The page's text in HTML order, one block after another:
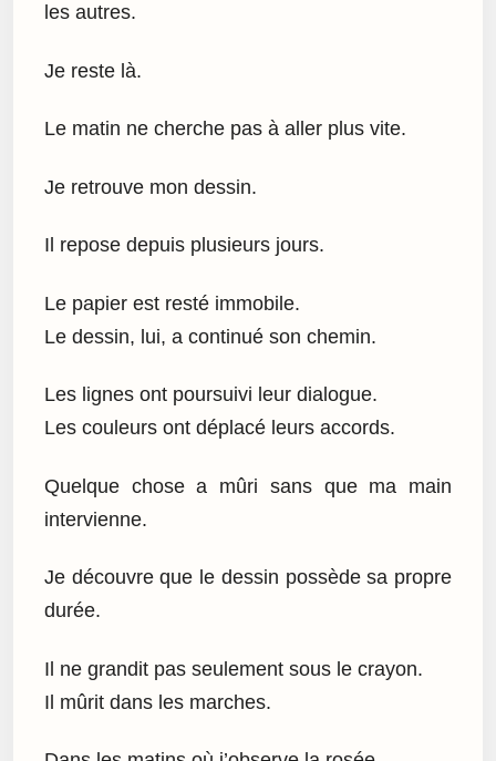
les autres.
Je reste là.
Le matin ne cherche pas à aller plus vite.
Je retrouve mon dessin.
Il repose depuis plusieurs jours.
Le papier est resté immobile.
Le dessin, lui, a continué son chemin.
Les lignes ont poursuivi leur dialogue.
Les couleurs ont déplacé leurs accords.
Quelque chose a mûri sans que ma main
intervienne.
Je découvre que le dessin possède sa propre
durée.
Il ne grandit pas seulement sous le crayon.
Il mûrit dans les marches.